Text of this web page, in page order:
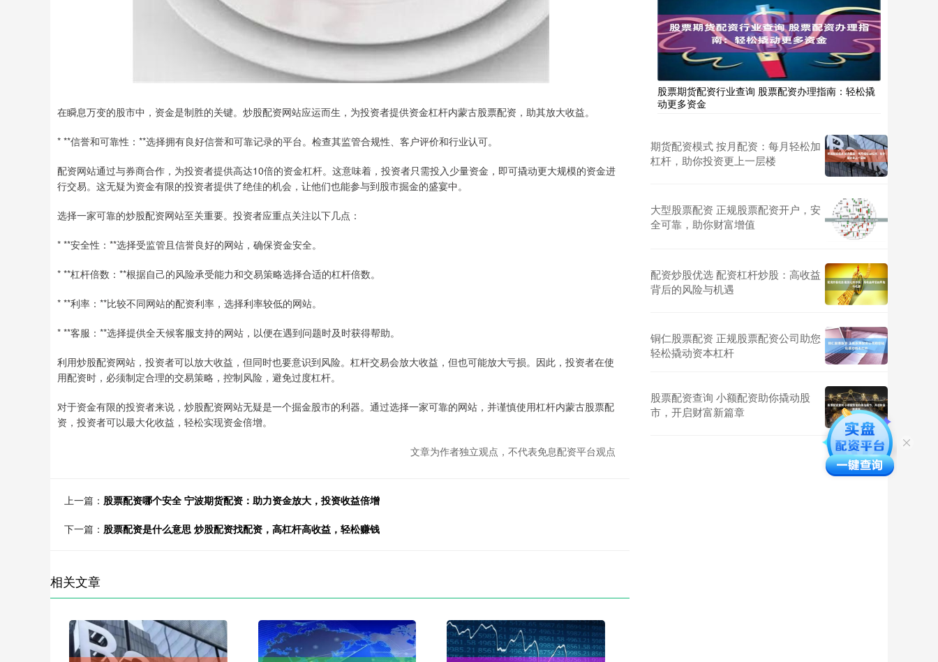
在瞬息万变的股市中，资金是制胜的关键。炒股配资网站应运而生，为投资者提供资金杠杆内蒙古股票配资，助其放大收益。
* **信誉和可靠性：**选择拥有良好信誉和可靠记录的平台。检查其监管合规性、客户评价和行业认可。
配资网站通过与券商合作，为投资者提供高达10倍的资金杠杆。这意味着，投资者只需投入少量资金，即可撬动更大规模的资金进
行交易。这无疑为资金有限的投资者提供了绝佳的机会，让他们也能参与到股市掘金的盛宴中。
选择一家可靠的炒股配资网站至关重要。投资者应重点关注以下几点：
* **安全性：**选择受监管且信誉良好的网站，确保资金安全。
* **杠杆倍数：**根据自己的风险承受能力和交易策略选择合适的杠杆倍数。
* **利率：**比较不同网站的配资利率，选择利率较低的网站。
* **客服：**选择提供全天候客服支持的网站，以便在遇到问题时及时获得帮助。
利用炒股配资网站，投资者可以放大收益，但同时也要意识到风险。杠杆交易会放大收益，但也可能放大亏损。因此，投资者在使
用配资时，必须制定合理的交易策略，控制风险，避免过度杠杆。
对于资金有限的投资者来说，炒股配资网站无疑是一个掘金股市的利器。通过选择一家可靠的网站，并谨慎使用杠杆内蒙古股票配
资，投资者可以最大化收益，轻松实现资金倍增。
文章为作者独立观点，不代表免息配资平台观点
上一篇： 股票配资哪个安全 宁波期货配资：助力资金放大，投资收益倍增
下一篇： 股票配资是什么意思 炒股配资找配资，高杠杆高收益，轻松赚钱
相关文章
股票期货配资行业查询 股票配资办理指南：轻松撬
动更多资金
期货配资模式 按月配资：每月轻松加
杠杆，助你投资更上一层楼
大型股票配资 正规股票配资开户，安
全可靠，助你财富增值
配资炒股优选 配资杠杆炒股：高收益
背后的风险与机遇
铜仁股票配资 正规股票配资公司助您
轻松撬动资本杠杆
股票配资查询 小额配资助你撬动股
市，开启财富新篇章